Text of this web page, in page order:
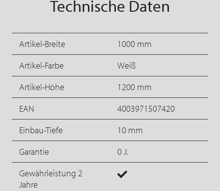
Technische Daten
Artikel-Breite
1000 mm
Artikel-Farbe
Weiß
Artikel-Höhe
1200 mm
EAN
4003971507420
Einbau-Tiefe
10 mm
Garantie
0 J.
Gewährleistung 2
Jahre